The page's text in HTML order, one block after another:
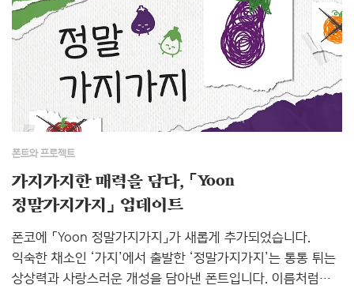
무드를 전해줍니다.여기에 소다를 모티브로 한 히든 딩벳도
함께 구성했습니다.시원한 소다를 닮은 귀여운 요소들을
활용해다양한 디자인에 청량한 포인트를 더해보세요.기록하는
순간부터 특별한 디자인 작업까지, 「Yoon 여름밤의소다」는
일상에 작은 설렘과 싱그러움을 전합니다.올여름, 「Yoon
여름밤의소다」와 함께 청량한 감성을 한 글자씩 채워보세요.📌
폰트..
폰트와 프로젝트
가지가지한 매력을 담다, 「Yoon
정말가지가지」 업데이트
폰코에 「Yoon 정말가지가지」가 새롭게 추가되었습니다.
익숙한 채소인 ‘가지’에서 출발한 ‘정말가지가지’는 통통 튀는
상상력과 사랑스러운 개성을 담아낸 폰트입니다. 이름처럼